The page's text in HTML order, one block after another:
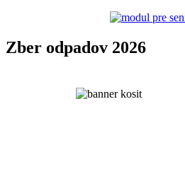
Zber odpadov 2026